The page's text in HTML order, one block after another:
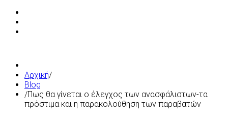
Αρχική/
Blog
/Πως θα γίνεται ο έλεγχος των ανασφάλιστων-τα
πρόστιμα και η παρακολούθηση των παραβατών